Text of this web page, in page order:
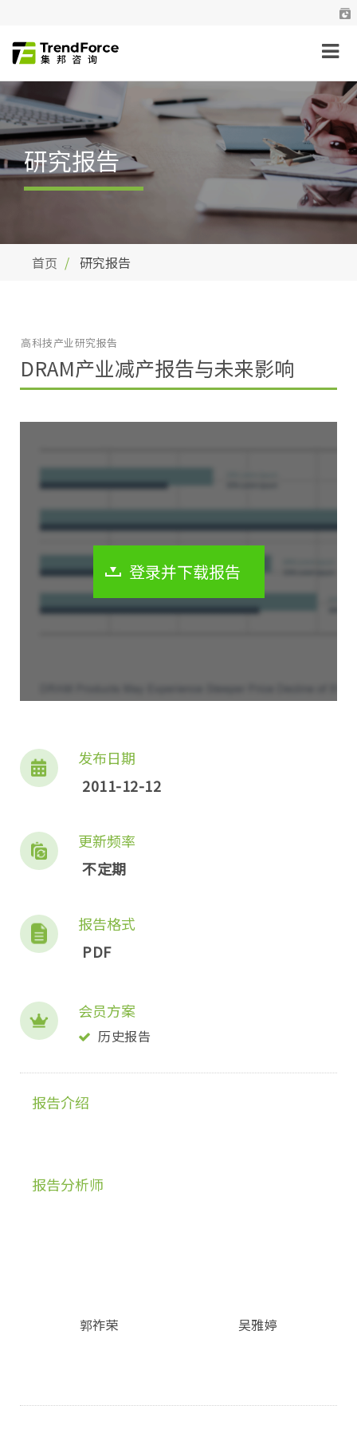
研究报告
首页 研究报告
DRAM产业减产报告与未来影响
高科技产业研究报告
登录并下载报告
发布日期
2011-12-12
更新频率
不定期
报告格式
PDF
会员方案
历史报告
报告介绍
报告分析师
郭祚荣 吴雅婷